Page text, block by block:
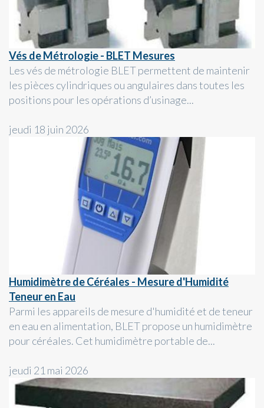
Vés de Métrologie - BLET Mesures
Les vés de métrologie BLET permettent de maintenir
les pièces cylindriques ou angulaires dans toutes les
positions pour les opérations d’usinage...
jeudi 18 juin 2026
Humidimètre de Céréales - Mesure d'Humidité
Teneur en Eau
Parmi les appareils de mesure d'humidité et de teneur
en eau en alimentation, BLET propose un humidimètre
pour céréales. Cet humidimètre portable de...
jeudi 21 mai 2026